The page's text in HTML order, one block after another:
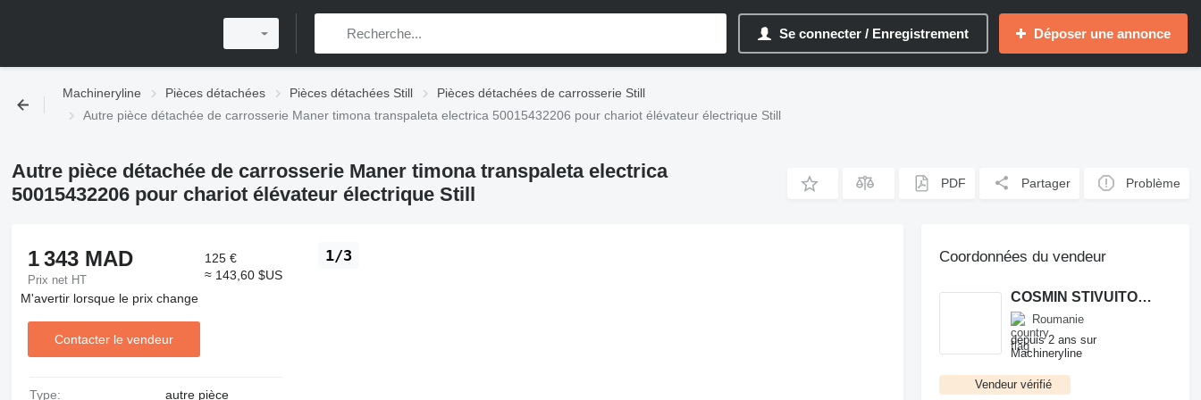
Se connecter / Enregistrement Déposer une annonce
Machineryline Pièces détachées Pièces détachées Still
Pièces détachées de carrosserie Still
Autre pièce détachée de carrosserie Maner timona transpaleta electrica 50015432206 pour chariot élévateur électrique Still
Autre pièce détachée de carrosserie Maner timona transpaleta electrica
50015432206 pour chariot élévateur électrique Still
PDF Partager Problème
1/3
1 343 MAD
Prix net HT
125 €
≈ 143,60 $US
M'avertir lorsque le prix change
Contacter le vendeur
Type: autre pièce
Coordonnées du vendeur
COSMIN STIVUITOARE
Roumanie
depuis 2 ans sur
Machineryline
Vendeur vérifié